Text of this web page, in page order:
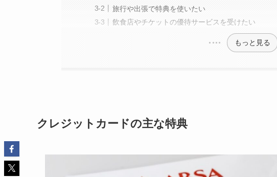
旅行や出張で特典を使いたい
飲食店やチケットの優待サービスを受けたい
もっと見る
クレジットカードの主な特典